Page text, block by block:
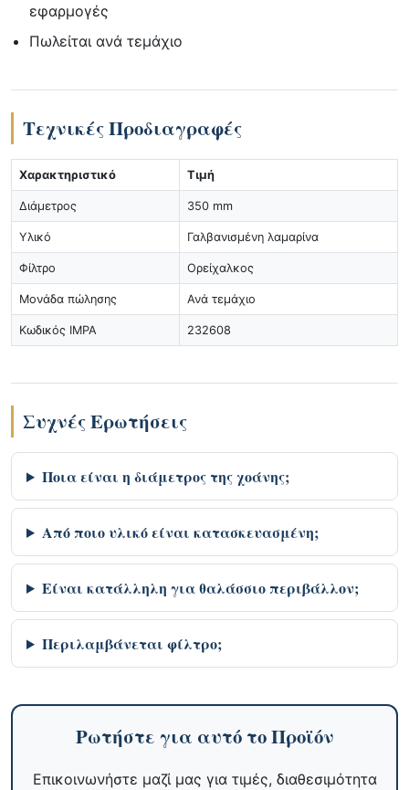
εφαρμογές
Πωλείται ανά τεμάχιο
Τεχνικές Προδιαγραφές
Χαρακτηριστικό Τιμή
Διάμετρος 350 mm
Υλικό Γαλβανισμένη λαμαρίνα
Φίλτρο Ορείχαλκος
Μονάδα πώλησης Ανά τεμάχιο
Κωδικός IMPA 232608
Συχνές Ερωτήσεις
Ποια είναι η διάμετρος της χοάνης;
Από ποιο υλικό είναι κατασκευασμένη;
Είναι κατάλληλη για θαλάσσιο περιβάλλον;
Περιλαμβάνεται φίλτρο;
Ρωτήστε για αυτό το Προϊόν
Επικοινωνήστε μαζί μας για τιμές, διαθεσιμότητα